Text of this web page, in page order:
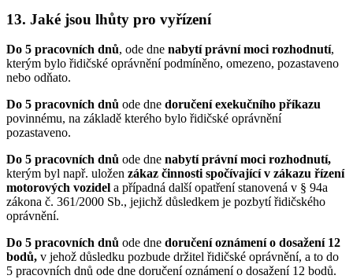
13. Jaké jsou lhůty pro vyřízení
Do 5 pracovních dnů, ode dne nabytí právní moci rozhodnutí,
kterým bylo řidičské oprávnění podmíněno, omezeno, pozastaveno
nebo odňato.
Do 5 pracovních dnů ode dne doručení exekučního příkazu
povinnému, na základě kterého bylo řidičské oprávnění
pozastaveno.
Do 5 pracovních dnů ode dne nabytí právní moci rozhodnutí,
kterým byl např. uložen zákaz činnosti spočívající v zákazu řízení
motorových vozidel a případná další opatření stanovená v § 94a
zákona č. 361/2000 Sb., jejichž důsledkem je pozbytí řidičského
oprávnění.
Do 5 pracovních dnů ode dne doručení oznámení o dosažení 12
bodů, v jehož důsledku pozbude držitel řidičské oprávnění, a to do
5 pracovních dnů ode dne doručení oznámení o dosažení 12 bodů.